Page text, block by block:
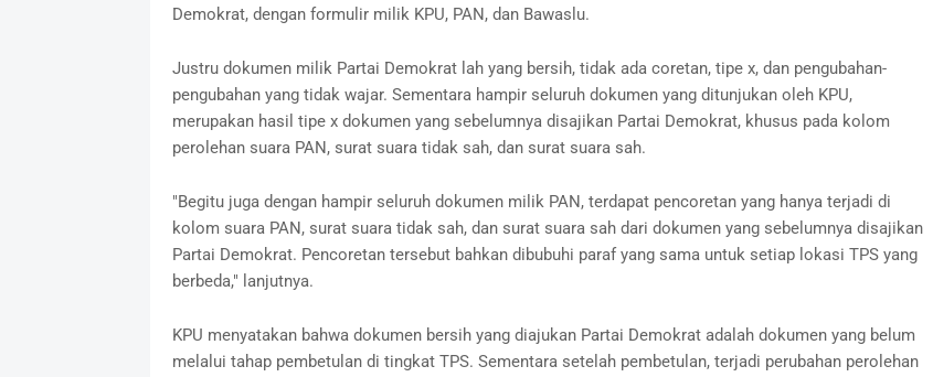
Demokrat, dengan formulir milik KPU, PAN, dan Bawaslu.
Justru dokumen milik Partai Demokrat lah yang bersih, tidak ada coretan, tipe x, dan pengubahan-
pengubahan yang tidak wajar. Sementara hampir seluruh dokumen yang ditunjukan oleh KPU,
merupakan hasil tipe x dokumen yang sebelumnya disajikan Partai Demokrat, khusus pada kolom
perolehan suara PAN, surat suara tidak sah, dan surat suara sah.
"Begitu juga dengan hampir seluruh dokumen milik PAN, terdapat pencoretan yang hanya terjadi di
kolom suara PAN, surat suara tidak sah, dan surat suara sah dari dokumen yang sebelumnya disajikan
Partai Demokrat. Pencoretan tersebut bahkan dibubuhi paraf yang sama untuk setiap lokasi TPS yang
berbeda," lanjutnya.
KPU menyatakan bahwa dokumen bersih yang diajukan Partai Demokrat adalah dokumen yang belum
melalui tahap pembetulan di tingkat TPS. Sementara setelah pembetulan, terjadi perubahan perolehan